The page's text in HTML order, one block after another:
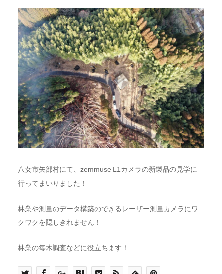
八女市矢部村にて、zemmuse L1カメラの新製品の見学に
行ってまいりました！
林業や測量のデータ構築のできるレーザー測量カメラにワ
クワクを隠しきれません！
林業の毎木調査などに役立ちます！